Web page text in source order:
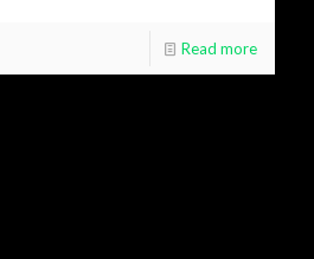
Read more